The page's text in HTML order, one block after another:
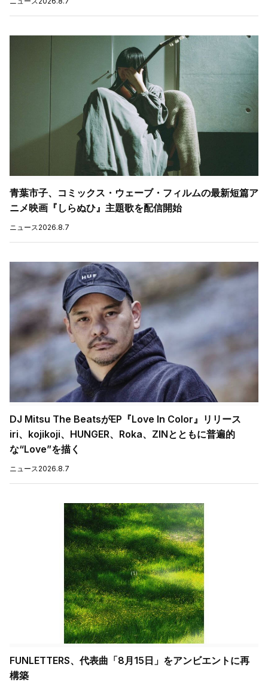
青葉市子、コミックス・ウェーブ・フィルムの最新短篇ア
ニメ映画『しらぬひ』主題歌を配信開始
ニュース2026.8.7
DJ Mitsu The BeatsがEP『Love In Color』リリース
iri、kojikoji、HUNGER、Roka、ZINとともに普遍的
な“Love”を描く
ニュース2026.8.7
FUNLETTERS、代表曲「8月15日」をアンビエントに再
構築